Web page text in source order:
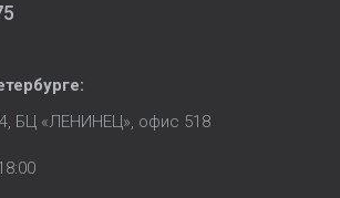
:
БЦ «ЛЕНИНЕЦ», офис 518